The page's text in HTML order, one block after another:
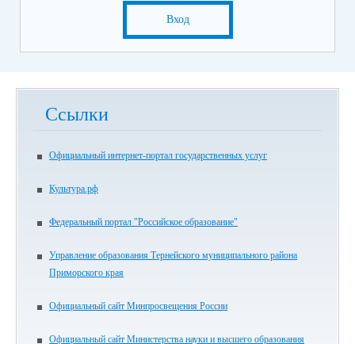
Вход
Ссылки
Официальный интернет-портал государственных услуг
Культура.рф
Федеральный портал "Российское образование"
Управление образования Тернейского муниципального района
Приморского края
Официальный сайт Минпросвещения России
Официальный сайт Министерства науки и высшего образования